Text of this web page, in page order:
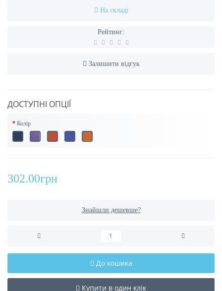
На складі
Рейтинг:
Залишити відгук
ДОСТУПНІ ОПЦІЇ
Колір
302.00грн
Знайшли дешевше?
До кошика
Купити в один клік